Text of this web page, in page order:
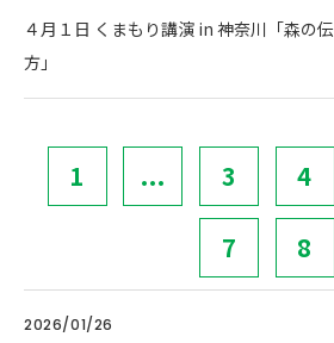
４月１日 くまもり講演 in 神奈川「森の
方」
1 ... 3 4
7 8
2026/01/26